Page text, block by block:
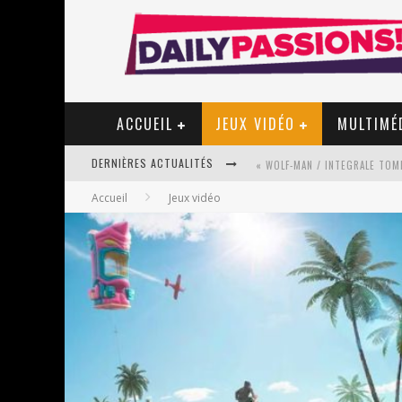
ACCUEIL JEUX VIDÉO
DERNIÈRES ACTUALITÉS
STAR FOX
PSYRIVER 2026 : LA MAGIE
« MOFUSAND / PARLER
Accueil Jeux vidéo